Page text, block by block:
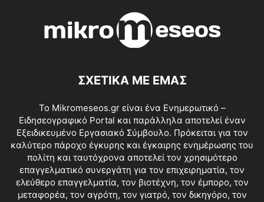
ΣΧΕΤΙΚΑ ΜΕ ΕΜΑΣ
Το Mikromeseos.gr είναι ένα Ενημερωτικό –
Ειδησεογραφικό Portal και παράλληλα αποτελεί έναν
Εξειδικευμένο Εργασιακό Σύμβουλο. Πρόκειται για τον
καλύτερο πάροχο έγκυρης και έγκαιρης ενημέρωσης του
πολίτη και ταυτόχρονα αποτελεί τον χρησιμότερο
επαγγελματικό συνεργάτη για τον επιχειρηματία, τον
ελεύθερο επαγγελματία, τον βιοτέχνη, τον έμπορο, τον
μεταφορέα, τον αγρότη, τον γιατρό, τον δικηγόρο, τον